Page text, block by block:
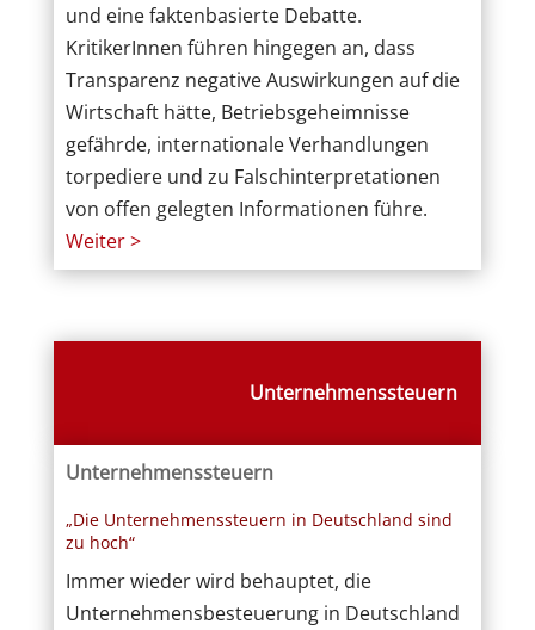
und eine faktenbasierte Debatte.
KritikerInnen führen hingegen an, dass
Transparenz negative Auswirkungen auf die
Wirtschaft hätte, Betriebsgeheimnisse
gefährde, internationale Verhandlungen
torpediere und zu Falschinterpretationen
von offen gelegten Informationen führe.
Weiter >
Unternehmenssteuern
Unternehmenssteuern
„Die Unternehmenssteuern in Deutschland sind
zu hoch“
Immer wieder wird behauptet, die
Unternehmensbesteuerung in Deutschland